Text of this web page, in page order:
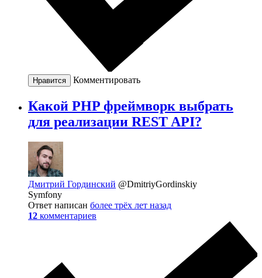
Нравится Комментировать
Какой PHP фреймворк выбрать
для реализации REST API?
Дмитрий Гординский @DmitriyGordinskiy
Symfony
Ответ написан более трёх лет назад
12 комментариев